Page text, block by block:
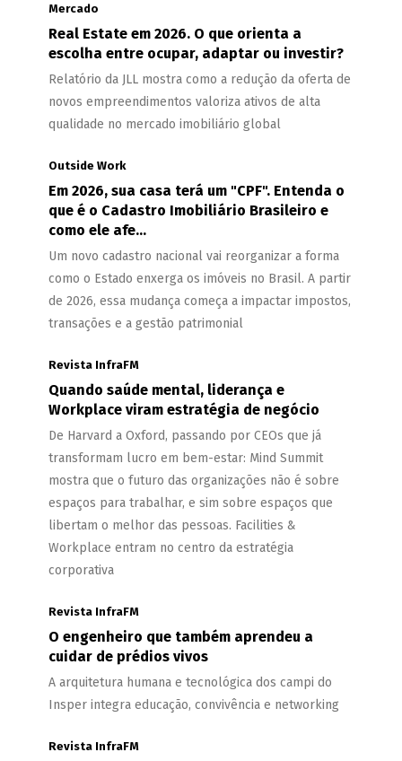
Mercado
Real Estate em 2026. O que orienta a
escolha entre ocupar, adaptar ou investir?
Relatório da JLL mostra como a redução da oferta de
novos empreendimentos valoriza ativos de alta
qualidade no mercado imobiliário global
Outside Work
Em 2026, sua casa terá um "CPF". Entenda o
que é o Cadastro Imobiliário Brasileiro e
como ele afe...
Um novo cadastro nacional vai reorganizar a forma
como o Estado enxerga os imóveis no Brasil. A partir
de 2026, essa mudança começa a impactar impostos,
transações e a gestão patrimonial
Revista InfraFM
Quando saúde mental, liderança e
Workplace viram estratégia de negócio
De Harvard a Oxford, passando por CEOs que já
transformam lucro em bem-estar: Mind Summit
mostra que o futuro das organizações não é sobre
espaços para trabalhar, e sim sobre espaços que
libertam o melhor das pessoas. Facilities &
Workplace entram no centro da estratégia
corporativa
Revista InfraFM
O engenheiro que também aprendeu a
cuidar de prédios vivos
A arquitetura humana e tecnológica dos campi do
Insper integra educação, convivência e networking
Revista InfraFM